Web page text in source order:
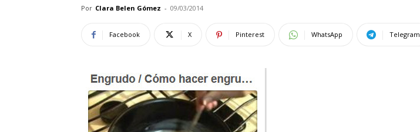
Por Clara Belen Gómez - 09/03/2014
Facebook X Pinterest WhatsApp Telegram